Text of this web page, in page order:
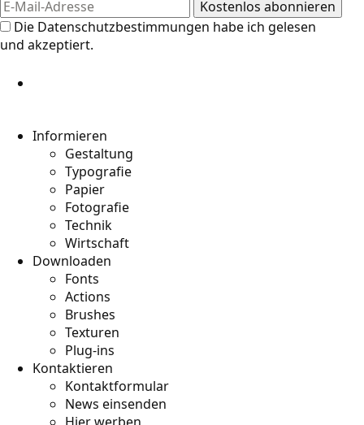
Die Datenschutzbestimmungen habe ich gelesen
und akzeptiert.
Informieren
Gestaltung
Typografie
Papier
Fotografie
Technik
Wirtschaft
Downloaden
Fonts
Actions
Brushes
Texturen
Plug-ins
Kontaktieren
Kontaktformular
News einsenden